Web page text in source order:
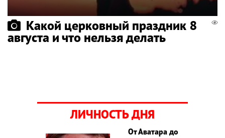
Какой церковный праздник 8
августа и что нельзя делать
ЛИЧНОСТЬ ДНЯ
От Аватара до